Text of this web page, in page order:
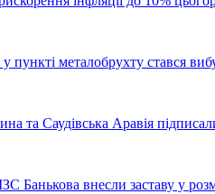
пункті металобрухту стався
та Саудівська Аравія
Банькова внесли заставу у